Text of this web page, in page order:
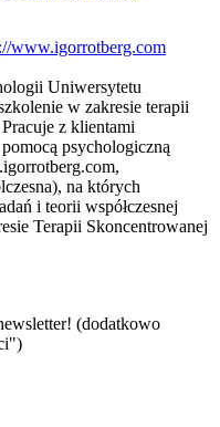
www.igorrotberg.com
Uniwersytetu
w zakresie terapii
z klientami
psychologiczną
na których
i teorii współczesnej
Terapii Skoncentrowanej
(dodatkowo